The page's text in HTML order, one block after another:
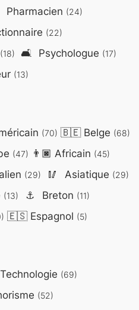
Pharmacien (24)
(22)
(18) 🛋️ Psychologue (17)
(13)
(70) 🇧🇪Belge (68)
(47) 👨🏿 Africain (45)
(29) 🥢 Asiatique (29)
(13) ⚓ Breton (11)
🇪🇸Espagnol (5)
Technologie (69)
(52)